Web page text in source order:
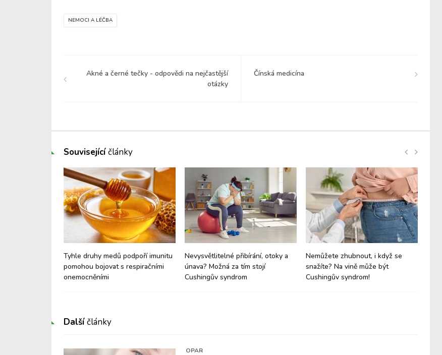
NEMOCI A LÉČBA
Akné a černé tečky - odpovědi na nejčastější
otázky
Čínská medicína
Souvisejícíčlánky
Tyhle druhy medů podpoří imunitu
pomohou bojovat s respiračními
onemocněními
Nevysvětlitelné přibírání, otoky a
únava? Možná za tím stojí
Cushingův syndrom
Nemůžete zhubnout, i když se
snažíte? Na vině může být
Cushingův syndrom!
Dalšíčlánky
OPAR